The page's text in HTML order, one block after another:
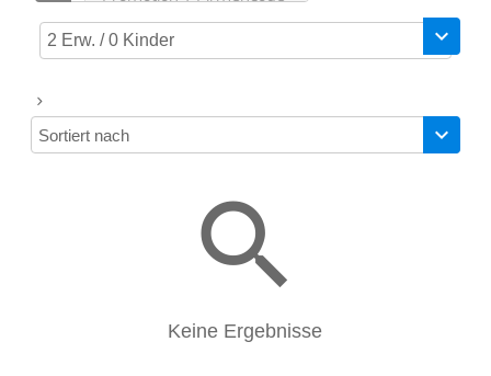
2 Erw. / 0 Kinder expand_more
Sortiert nach expand_more
search
Keine Ergebnisse